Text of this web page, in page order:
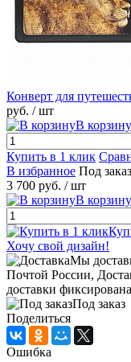
Конверт для
руб. / шт
В корзину
Купить в 1 клик
В избранное Под заказ
3 700 руб. / шт
В корзину
Хочу свой дизайн!
Мы
Почтой России,
доставки
Под заказ
Поделиться
Ошибка